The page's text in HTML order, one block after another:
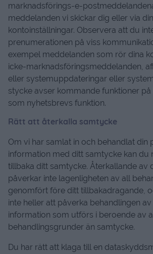
marknadsförings-e-
meddelanden vi skickar dig eller via
kontoinställningar. Observera att du
prenumerationen på viss
exempel meddelanden som rör dina
icke-marknadsföringsmeddelanden,
eller systemuppdateringar eller
stycke avser kommande funktioner
som nyhetsbrevs funktion.
Rätt att återkalla samtycke
Om vi ​​har samlat in och behandlat din
information med ditt samtycke kan du
tillbaka ditt samtycke. Återkallande av
påverkar inte lagenligheten av all
genomfört före ditt tillbakadragande,
inte heller att påverka behandlingen
information som utförs i beroende av
behandlingsgrunder än samtycke.
Du har rätt att klaga till en